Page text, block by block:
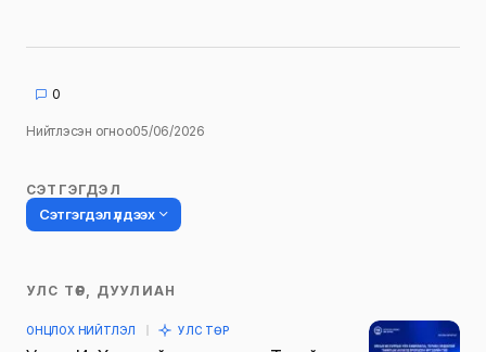
0
Нийтлэсэн огноо05/06/2026
СЭТГЭГДЭЛ
Сэтгэгдэл үлдээх
Таны имэйл хаягийг нийтлэхгүй.
УЛС ТӨР, ДУУЛИАН
ОНЦЛОХ НИЙТЛЭЛ УЛС ТӨР